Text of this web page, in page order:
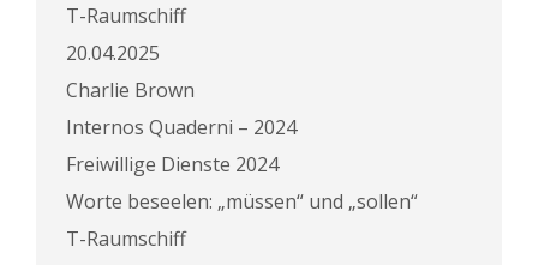
T-Raumschiff
20.04.2025
Charlie Brown
Internos Quaderni – 2024
Freiwillige Dienste 2024
Worte beseelen: „müssen“ und „sollen“
T-Raumschiff